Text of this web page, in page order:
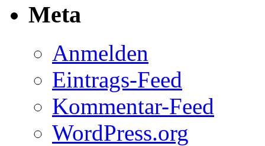
Meta
Anmelden
Eintrags-Feed
Kommentar-Feed
WordPress.org